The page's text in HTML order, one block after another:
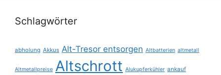
Schlagwörter
abholung Akkus Alt-Tresor entsorgen Altbatterien altmetall
Altmetallpreise Altschrott Alukupferkühler ankauf